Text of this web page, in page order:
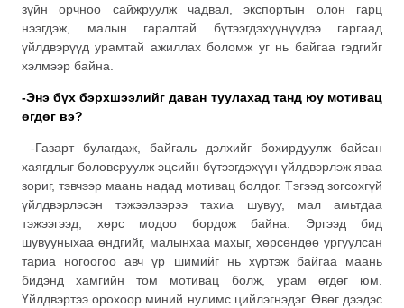
зүйн орчноо сайжруулж чадвал, экспортын олон гарц
нээгдэж, малын гаралтай бүтээгдэхүүнүүдээ гаргаад
үйлдвэрүүд урамтай ажиллах боломж уг нь байгаа гэдгийг
хэлмээр байна.
-Энэ бүх бэрхшээлийг даван туулахад танд юу мотивац
өгдөг вэ?
-Газарт булагдаж, байгаль дэлхийг бохирдуулж байсан
хаягдлыг боловсруулж эцсийн бүтээгдэхүүн үйлдвэрлэж яваа
зориг, тэвчээр маань надад мотивац болдог. Тэгээд зогсохгүй
үйлдвэрлэсэн тэжээлээрээ тахиа шувуу, мал амьтдаа
тэжээгээд, хөрс модоо бордож байна. Эргээд бид
шувууныхаа өндгийг, малынхаа махыг, хөрсөндөө ургуулсан
тариа ногоогоо авч үр шимийг нь хүртэж байгаа маань
бидэнд хамгийн том мотивац болж, урам өгдөг юм.
Үйлдвэртээ орохоор миний нулимс цийлэгнэдэг. Өвөг дээдэс